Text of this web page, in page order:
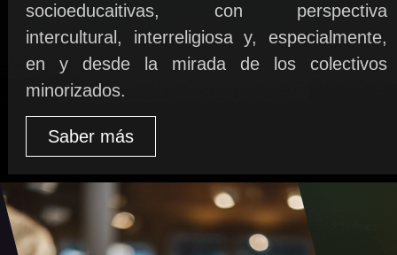
socioeducaitivas, con perspectiva
intercultural, interreligiosa y, especialmente,
en y desde la mirada de los colectivos
minorizados.
Saber más